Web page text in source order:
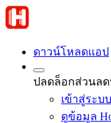
ดาวน์โหลดแอป
ปลดล็อกส่วนล
เข้าสู่ระบบ
ดูข้อมูล